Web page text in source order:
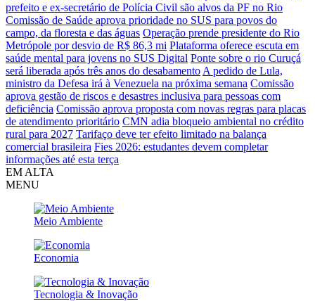
prefeito e ex-secretário de Polícia Civil são alvos da PF no Rio
Comissão de Saúde aprova prioridade no SUS para povos do
campo, da floresta e das águas Operação prende presidente do Rio
Metrópole por desvio de R$ 86,3 mi Plataforma oferece escuta em
saúde mental para jovens no SUS Digital Ponte sobre o rio Curuçá
será liberada após três anos do desabamento A pedido de Lula,
ministro da Defesa irá à Venezuela na próxima semana Comissão
aprova gestão de riscos e desastres inclusiva para pessoas com
deficiência Comissão aprova proposta com novas regras para placas
de atendimento prioritário CMN adia bloqueio ambiental no crédito
rural para 2027 Tarifaço deve ter efeito limitado na balança
comercial brasileira Fies 2026: estudantes devem completar
informações até esta terça
EM ALTA
MENU
Meio Ambiente
Economia
Tecnologia & Inovação